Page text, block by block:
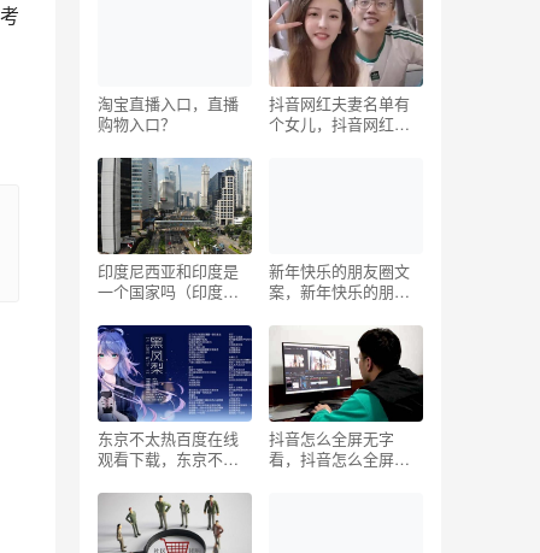
淘宝直播入口，直播
购物入口？
抖音网红夫妻名单有
个女儿，抖音网红夫
印度尼西亚和印度是
一个国家吗（印度和
国家吗_）
新年快乐的朋友圈文
案，新年快乐的朋友
东京不太热百度在线
观看下载，东京不太
抖音怎么全屏无字
看，抖音怎么全屏无